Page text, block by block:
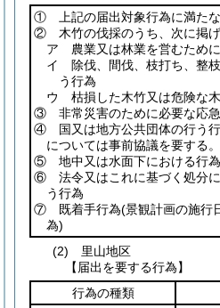
① 上記の届出対象行為に満た
② 木竹の伐採のうち、次に掲
ア 農業又は林業を営むため
イ 除伐、間伐、枝打ち、整
う行為
ウ 枯損した木竹又は危険な
③ 非常災害のために必要な応急
④ 国又は地方公共団体の行う
については事前協議を要する
⑤ 地中又は水面下における行為
⑥ 法令又はこれに基づく処分
う行為
⑦ 既着手行為(景観計画の施行
為)
(2) 里山地区
【届出を要する行為】
行為の種類